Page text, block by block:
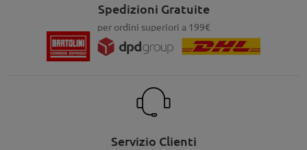
Spedizioni Gratuite
per ordini superiori a 199€
Servizio Clienti